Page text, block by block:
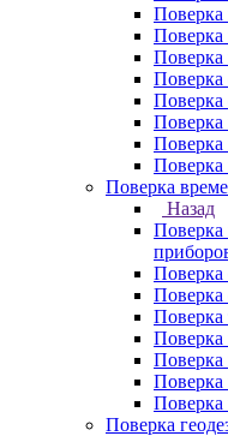
Поверка
Поверка
Поверка
Поверка
Поверка
Поверка
Поверка
Поверка
Поверка
Назад
Поверка
Поверка
Поверка
Поверка
Поверка
Поверка
Поверка
Поверка
Поверка